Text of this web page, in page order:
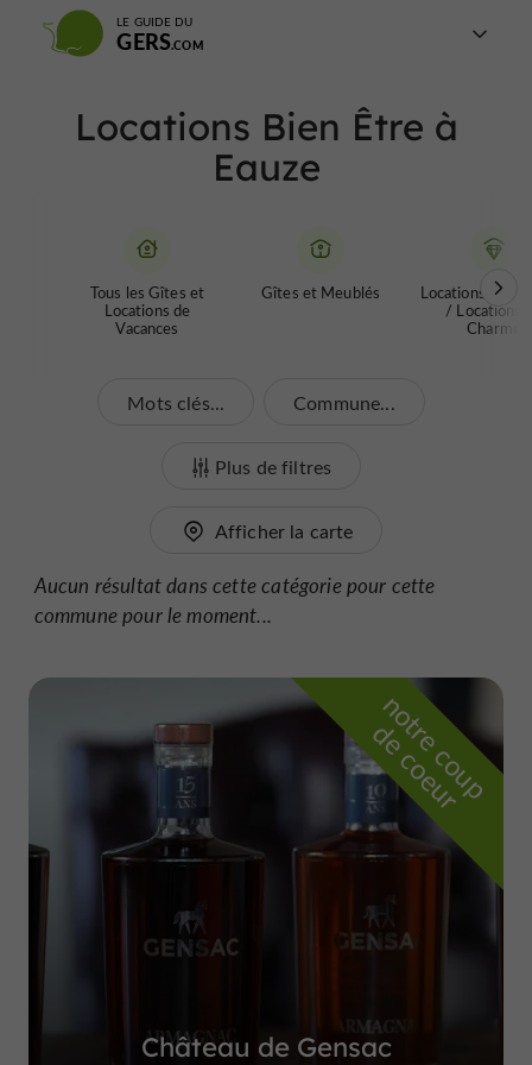
LE GUIDE DU
GERS
Locations Bien Être à
Eauze
Tous les Gîtes et
Locations de
Vacances
Gîtes et Meublés
Locations de
/ Locations
Charme
Mots clés... Commune...
Plus de filtres
Afficher la carte
Aucun résultat dans cette catégorie pour cette
commune pour le moment...
n
o
t
r
e
c
o
u
p
d
e
c
o
e
u
r
Château de Gensac